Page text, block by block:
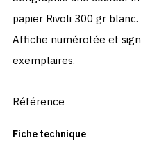
papier Rivoli 300 gr blanc.
Affiche numérotée et
exemplaires.
Référence
Fiche technique